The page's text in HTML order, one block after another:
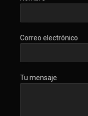
Correo electrónico
Tu mensaje